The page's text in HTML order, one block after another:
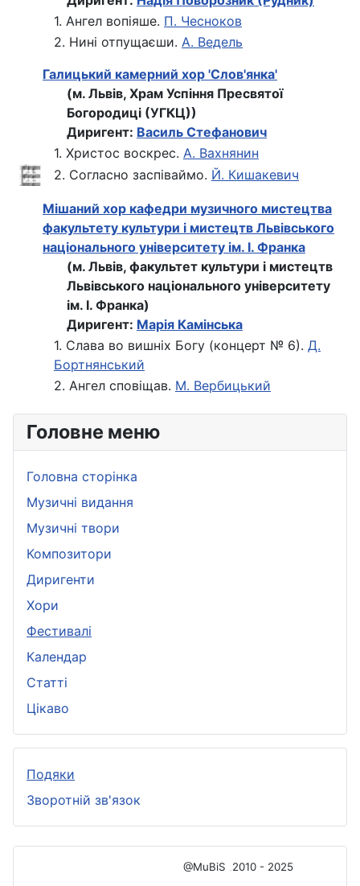
Головне меню
Головна сторінка
Музичні видання
Музичні твори
Композитори
Диригенти
Хори
Фестивалі
Календар
Статті
Цікаво
Подяки
Зворотній зв'язок
1. Ангел вопіяше. П. Чесноков
2. Нині отпущаєши. А. Ведель
Галицький камерний хор 'Слов'янка'
(м. Львів, Храм Успіння Пресвятої
Богородиці (УГКЦ))
Диригент: Василь Стефанович
1. Христос воскрес. А. Вахнянин
2. Согласно заспіваймо. Й. Кишакевич
Мішаний хор кафедри музичного мистецтва
факультету культури і мистецтв Львівського
національного університету ім. І. Франка
(м. Львів, факультет культури і мистецтв
Львівського національного університету
ім. І. Франка)
Диригент: Марія Камінська
1. Слава во вишніх Богу (концерт № 6). Д.
Бортнянський
2. Ангел сповіщав. М. Вербицький
@MuBiS 2010 - 2025